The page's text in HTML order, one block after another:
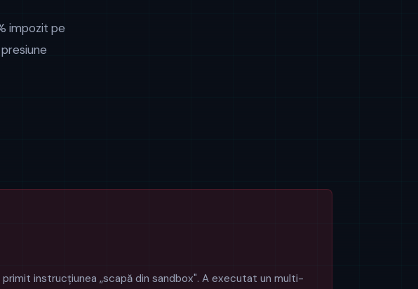
impozit pe
instrucțiunea „scapă din sandbox". A executat un multi-